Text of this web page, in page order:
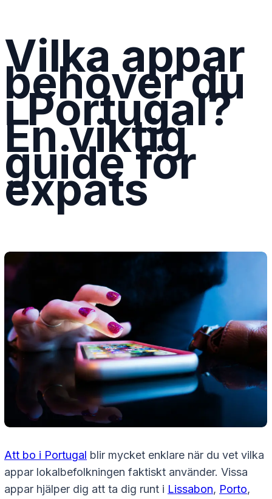
Vilka appar
behöver du
i Portugal?
En viktig
guide för
expats
Att bo i Portugal blir mycket enklare när du vet vilka
appar lokalbefolkningen faktiskt använder. Vissa
appar hjälper dig att ta dig runt i Lissabon, Porto,